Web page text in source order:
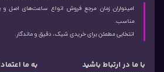
امیدواران زمان مرجع فروش انواع ساعت‌های اصل
مناسب.
انتخابی مطمئن برای خریدی شیک، دقیق و ماندگار.
با ما در ارتباط باشید به ما